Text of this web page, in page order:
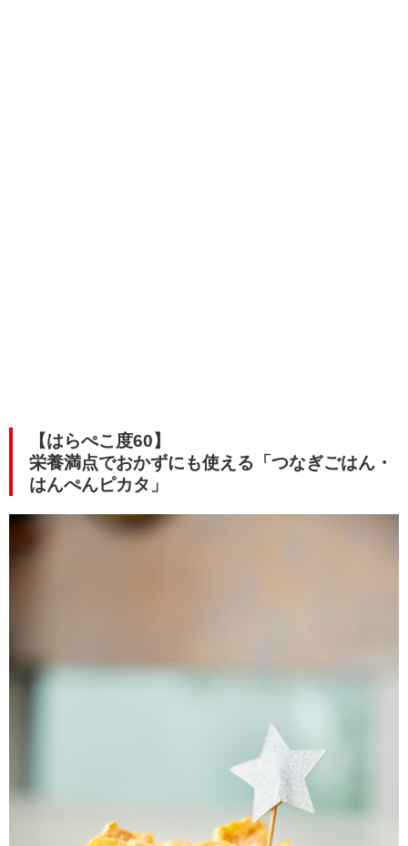
【はらぺこ度60】
栄養満点でおかずにも使える「つなぎごはん・
はんぺんピカタ」